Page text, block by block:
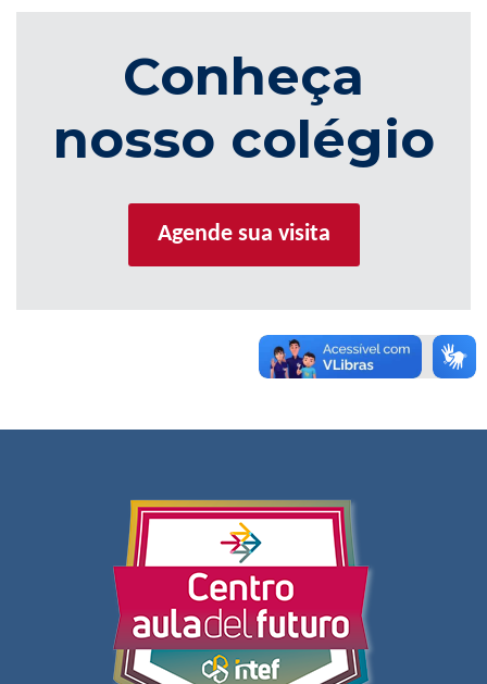
Conheça
nosso colégio
Agende sua visita